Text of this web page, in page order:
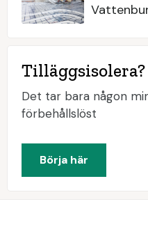
Det tar bara någon
förbehållslöst
Börja här